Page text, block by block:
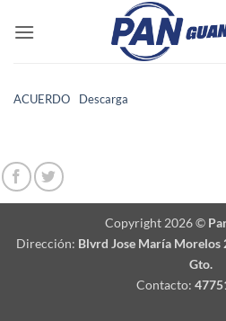
ACUERDO Descarga
Copyright 2026 ©
Dirección: Blvrd Jose María Morelos
Gto.
Contacto: